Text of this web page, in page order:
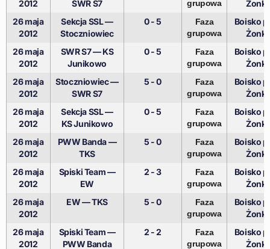
2012
SWR S7
grupowa
26 maja
2012
Sekcja SSL —
Stoczniowiec
0 - 5
Faza
grupowa
Boisko
26 maja
2012
SWR S7 — KS
Junikowo
0 - 5
Faza
grupowa
Boisko
26 maja
2012
Stoczniowiec —
SWR S7
5 - 0
Faza
grupowa
Boisko
26 maja
2012
Sekcja SSL —
KS Junikowo
0 - 5
Faza
grupowa
Boisko
26 maja
2012
PWW Banda —
TKS
5 - 0
Faza
grupowa
Boisko
26 maja
2012
Spiski Team —
EW
2 - 3
Faza
grupowa
Boisko
26 maja
2012
EW — TKS 5 - 0
Faza
grupowa
Boisko
26 maja
2012
Spiski Team —
PWW Banda
2 - 2
Faza
grupowa
Boisko